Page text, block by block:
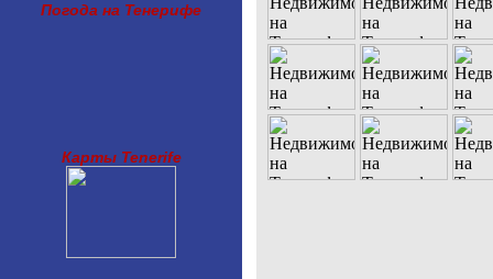
Погода на Тенерифе
Карты Tenerife